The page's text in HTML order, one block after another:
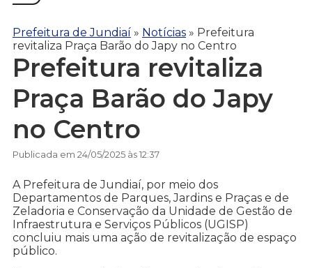
Prefeitura de Jundiaí » Notícias » Prefeitura
revitaliza Praça Barão do Japy no Centro
Prefeitura revitaliza
Praça Barão do Japy
no Centro
Publicada em 24/05/2025 às 12:37
A Prefeitura de Jundiaí, por meio dos
Departamentos de Parques, Jardins e Praças e de
Zeladoria e Conservação da Unidade de Gestão de
Infraestrutura e Serviços Públicos (UGISP)
concluiu mais uma ação de revitalização de espaço
público.